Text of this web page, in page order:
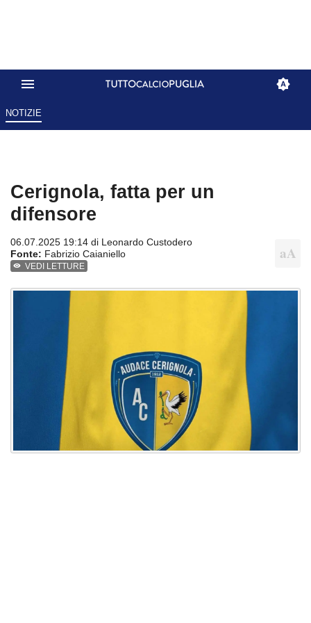
NOTIZIE
Cerignola, fatta per un
difensore
06.07.2025 19:14 di Leonardo Custodero
Fonte: Fabrizio Caianiello
VEDI LETTURE